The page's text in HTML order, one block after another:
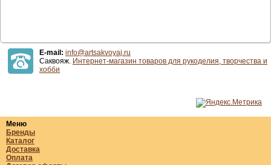
E-mail: info@artsakvoyaj.ru
Саквояж. Интернет-магазин товаров для рукоделия, творчества и
хобби
Меню
Бренды
Каталог
Доставка
Оплата